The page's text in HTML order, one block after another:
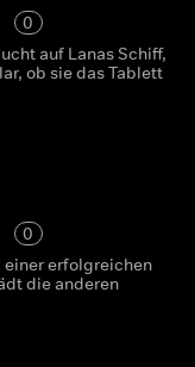
0
auf Lanas Schiff,
ob sie das Tablett
0
erfolgreichen
die anderen